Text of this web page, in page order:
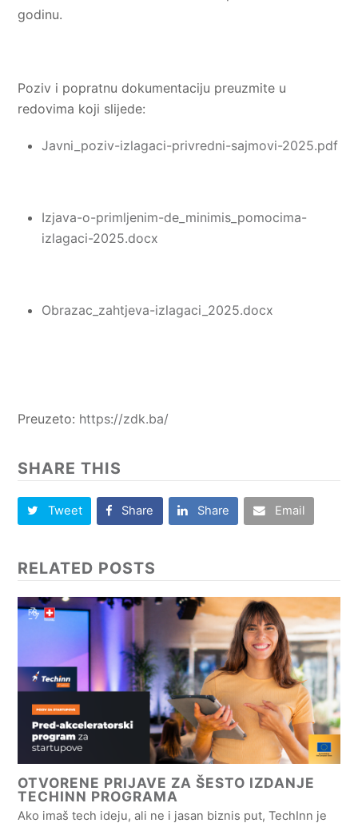
godinu.
Poziv i popratnu dokumentaciju preuzmite u
redovima koji slijede:
Javni_poziv-izlagaci-privredni-sajmovi-2025.pdf
Izjava-o-primljenim-de_minimis_pomocima-
izlagaci-2025.docx
Obrazac_zahtjeva-izlagaci_2025.docx
Preuzeto: https://zdk.ba/
SHARE THIS
Tweet Share Share Email
RELATED POSTS
OTVORENE PRIJAVE ZA ŠESTO IZDANJE
TECHINN PROGRAMA
Ako imaš tech ideju, ali ne i jasan biznis put, TechInn je